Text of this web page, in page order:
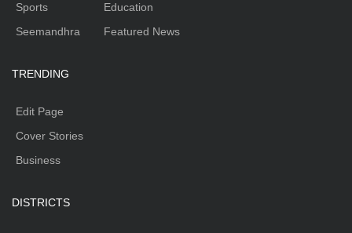
Sports
Seemandhra
Education
Featured News
TRENDING
Edit Page
Cover Stories
Business
DISTRICTS